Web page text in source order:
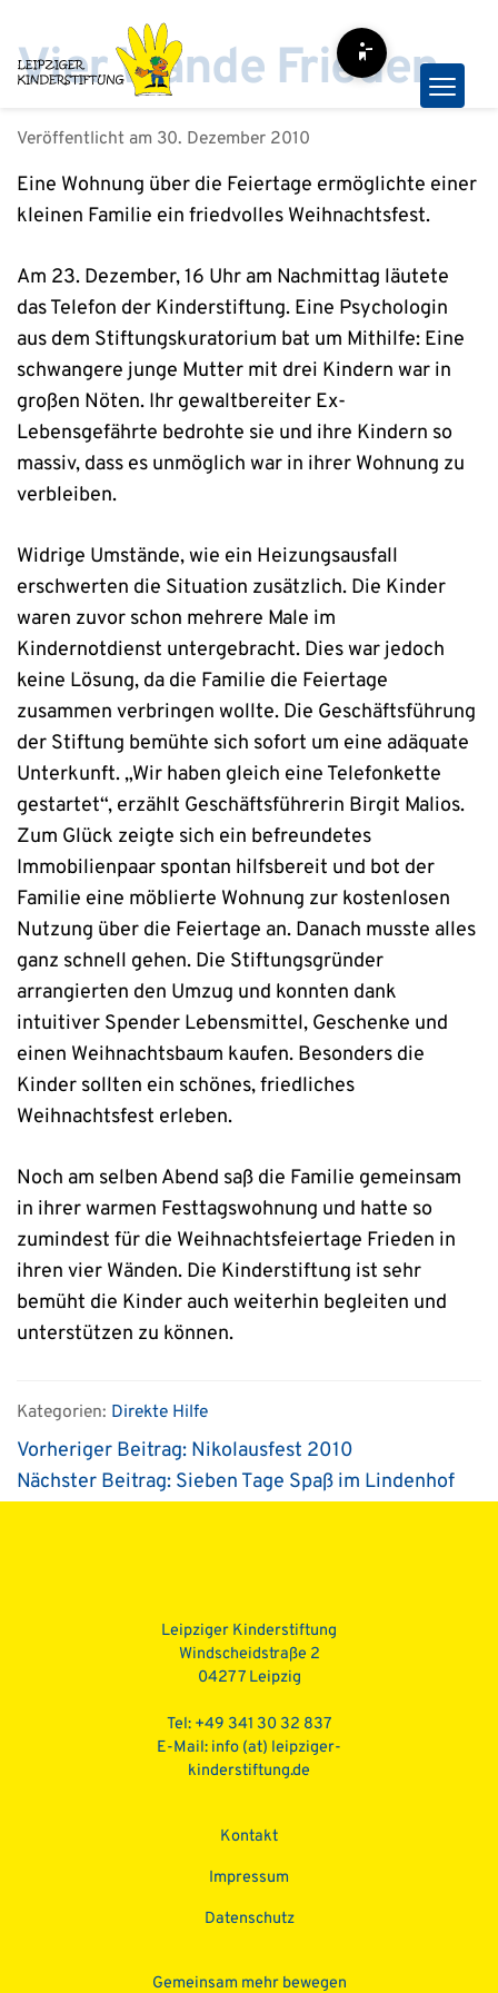
Inhalt
springen
Vier Wände Frieden
Veröffentlicht am 30. Dezember 2010
Eine Wohnung über die Feiertage ermöglichte einer
kleinen Familie ein friedvolles Weihnachtsfest.
Am 23. Dezember, 16 Uhr am Nachmittag läutete
das Telefon der Kinderstiftung. Eine Psychologin
aus dem Stiftungskuratorium bat um Mithilfe: Eine
schwangere junge Mutter mit drei Kindern war in
großen Nöten. Ihr gewaltbereiter Ex-
Lebensgefährte bedrohte sie und ihre Kindern so
massiv, dass es unmöglich war in ihrer Wohnung zu
verbleiben.
Widrige Umstände, wie ein Heizungsausfall
erschwerten die Situation zusätzlich. Die Kinder
waren zuvor schon mehrere Male im
Kindernotdienst untergebracht. Dies war jedoch
keine Lösung, da die Familie die Feiertage
zusammen verbringen wollte. Die Geschäftsführung
der Stiftung bemühte sich sofort um eine adäquate
Unterkunft. „Wir haben gleich eine Telefonkette
gestartet“, erzählt Geschäftsführerin Birgit Malios.
Zum Glück zeigte sich ein befreundetes
Immobilienpaar spontan hilfsbereit und bot der
Familie eine möblierte Wohnung zur kostenlosen
Nutzung über die Feiertage an. Danach musste alles
ganz schnell gehen. Die Stiftungsgründer
arrangierten den Umzug und konnten dank
intuitiver Spender Lebensmittel, Geschenke und
einen Weihnachtsbaum kaufen. Besonders die
Kinder sollten ein schönes, friedliches
Weihnachtsfest erleben.
Noch am selben Abend saß die Familie gemeinsam
in ihrer warmen Festtagswohnung und hatte so
zumindest für die Weihnachtsfeiertage Frieden in
ihren vier Wänden. Die Kinderstiftung ist sehr
bemüht die Kinder auch weiterhin begleiten und
unterstützen zu können.
Kategorien: Direkte Hilfe
Vorheriger Beitrag: Nikolausfest 2010
Nächster Beitrag: Sieben Tage Spaß im Lindenhof
Leipziger Kinderstiftung
Windscheidstraße 2
04277 Leipzig
Tel: +49 341 30 32 837
E-Mail: info (at) leipziger-
kinderstiftung.de
Kontakt
Impressum
Datenschutz­
Gemeinsam mehr bewegen
Barrierefreiheit-